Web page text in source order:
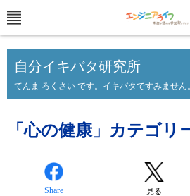
自分イキバタ研究所
てんま ろくさい です。イキバタですみません。
「心の健康」カテゴリ
Share 見る